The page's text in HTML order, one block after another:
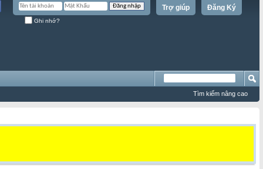
Đăng Ký
Trợ giúp
Ghi nhớ?
Tìm kiếm nâng cao